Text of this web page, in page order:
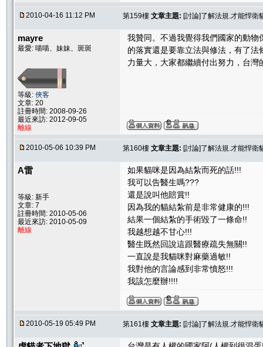
2010-04-16 11:12 PM 第159樓 文章主題: [討論]了解法規.才能悍衛
mayre
最愛: 喵喵、妹妹、斑斑
等級: 俠客
文章: 20
註冊時間: 2008-09-26
最近來訪: 2012-09-05
離線
我贊同。不過我覺得我們國家的動
的落實還是要靠立法與修法，有了
力量大，大家都繼續付出努力，台灣
2010-05-06 10:39 PM 第160樓 文章主題: [討論]了解法規.才能悍衛
A雷
等級: 新手
文章: 7
註冊時間: 2010-05-06
最近來訪: 2010-05-09
離線
如果貓咪是因為結紮而死的話!!!
我可以告醫生嗎???
還是說叫他賠賞!!
因為我的貓結紮前是非常健康的!!!
結果一個結紮的手術毀了一條命!!
我越想越不甘心!!!
醫生既然回說這跟醫療疏失無關!!
一直說是我貓咪對麻藥過敏!!
我對他的言論感到非常憤怒!!!
我該怎麼辦!!!!
2010-05-19 05:49 PM 第161樓 文章主題: [討論]了解法規.才能悍衛